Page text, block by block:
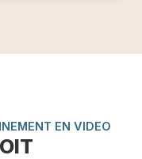
EN VIDEO